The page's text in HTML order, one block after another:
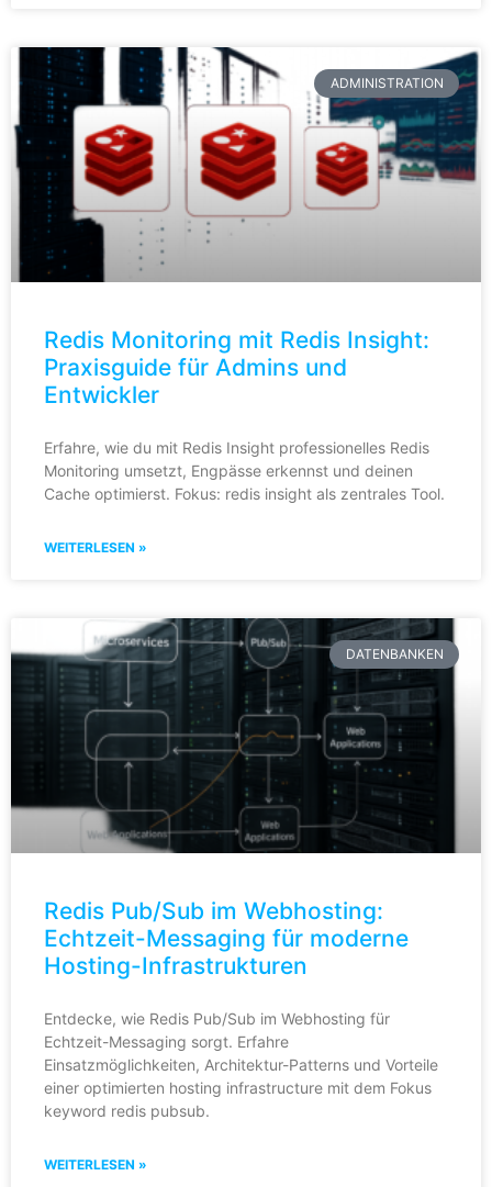
ADMINISTRATION
Redis Monitoring mit Redis Insight:
Praxisguide für Admins und
Entwickler
Erfahre, wie du mit Redis Insight professionelles Redis
Monitoring umsetzt, Engpässe erkennst und deinen
Cache optimierst. Fokus: redis insight als zentrales Tool.
WEITERLESEN »
DATENBANKEN
Redis Pub/Sub im Webhosting:
Echtzeit-Messaging für moderne
Hosting-Infrastrukturen
Entdecke, wie Redis Pub/Sub im Webhosting für
Echtzeit-Messaging sorgt. Erfahre
Einsatzmöglichkeiten, Architektur-Patterns und Vorteile
einer optimierten hosting infrastructure mit dem Fokus
keyword redis pubsub.
WEITERLESEN »